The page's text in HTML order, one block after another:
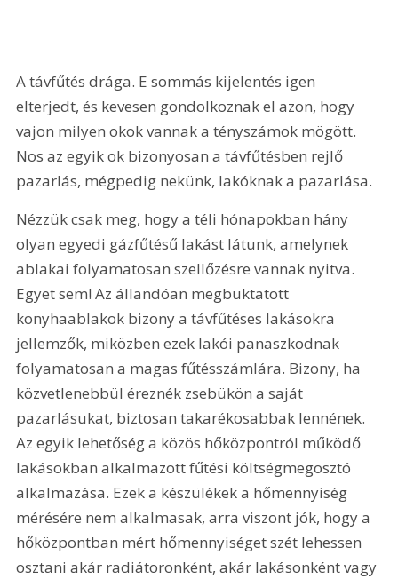
A távfűtés drága. E sommás kijelentés igen
elterjedt, és kevesen gondolkoznak el azon, hogy
vajon milyen okok vannak a tényszámok mögött.
Nos az egyik ok bizonyosan a távfűtésben rejlő
pazarlás, mégpedig nekünk, lakóknak a pazarlása.
Nézzük csak meg, hogy a téli hónapokban hány
olyan egyedi gázfűtésű lakást látunk, amelynek
ablakai folyamatosan szellőzésre vannak nyitva.
Egyet sem! Az állandóan megbuktatott
konyhaablakok bizony a távfűtéses lakásokra
jellemzők, miközben ezek lakói panaszkodnak
folyamatosan a magas fűtésszámlára. Bizony, ha
közvetlenebbül éreznék zsebükön a saját
pazarlásukat, biztosan takarékosabbak lennének.
Az egyik lehetőség a közös hőközpontról működő
lakásokban alkalmazott fűtési költségmegosztó
alkalmazása. Ezek a készülékek a hőmennyiség
mérésére nem alkalmasak, arra viszont jók, hogy a
hőközpontban mért hőmennyiséget szét lehessen
osztani akár radiátoronként, akár lakásonként vagy